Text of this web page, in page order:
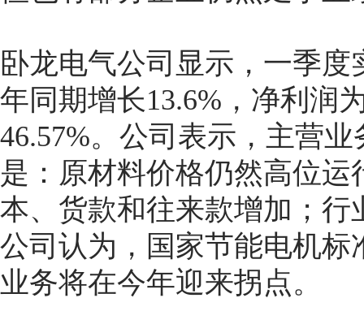
卧龙电气公司显示，一季
年同期增长13.6%，净利润
46.57%。公司表示，主营
是：原材料价格仍然高位
本、货款和往来款增加；
公司认为，国家节能电机
业务将在今年迎来拐点。